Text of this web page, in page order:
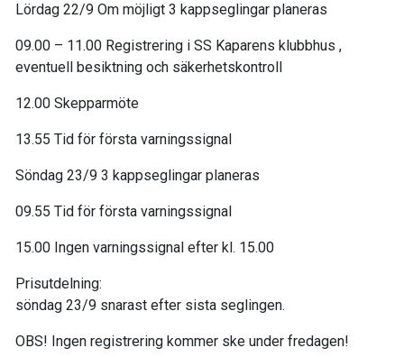
Lördag 22/9 Om möjligt 3 kappseglingar planeras
09.00 – 11.00 Registrering i SS Kaparens klubbhus ,
eventuell besiktning och säkerhetskontroll
12.00 Skepparmöte
13.55 Tid för första varningssignal
Söndag 23/9 3 kappseglingar planeras
09.55 Tid för första varningssignal
15.00 Ingen varningssignal efter kl. 15.00
Prisutdelning:
söndag 23/9 snarast efter sista seglingen.
OBS! Ingen registrering kommer ske under fredagen!